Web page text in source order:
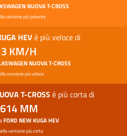
NUOVA T-CROSS
versione più potente
HEVè più veloce di
3 KM/H
NUOVA T-CROSS
versione più veloce
T-CROSS è più corta di
614 MM
FORD NEW KUGA HEV
versione più corta